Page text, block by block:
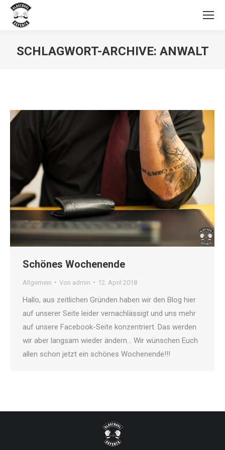
SCHLAGWORT-ARCHIVE: ANWALT
Schönes Wochenende
Allgemein Von admin 12. April 2018
Hallo, aus zeitlichen Gründen haben wir den Blog hier
auf unserer Seite leider vernachlässigt und uns mehr
auf unsere Facebook-Seite konzentriert. Das werden
wir aber langsam wieder ändern… Wir wünschen Euch
allen schon jetzt ein schönes Wochenende!!!